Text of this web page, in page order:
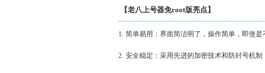
【老八上号器免root版亮点】
1. 简单易用：界面简洁明了，操作简单，即使是
2. 安全稳定：采用先进的加密技术和防封号机制